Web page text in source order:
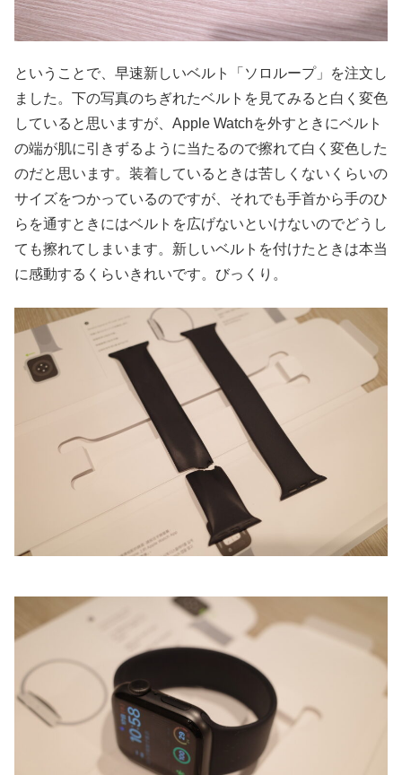
ということで、早速新しいベルト「ソロループ」を注文し
ました。下の写真のちぎれたベルトを見てみると白く変色
していると思いますが、Apple Watchを外すときにベルト
の端が肌に引きずるように当たるので擦れて白く変色した
のだと思います。装着しているときは苦しくないくらいの
サイズをつかっているのですが、それでも手首から手のひ
らを通すときにはベルトを広げないといけないのでどうし
ても擦れてしまいます。新しいベルトを付けたときは本当
に感動するくらいきれいです。びっくり。